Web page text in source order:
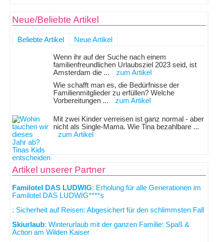
Neue/Beliebte Artikel
Beliebte Artikel Neue Artikel
Wenn ihr auf der Suche nach einem
familienfreundlichen Urlaubsziel 2023 seid, ist
Amsterdam die ...
zum Artikel
Wie schafft man es, die Bedürfnisse der
Familienmitglieder zu erfüllen? Welche
Vorbereitungen ...
zum Artikel
Mit zwei Kinder verreisen ist ganz normal - aber
nicht als Single-Mama. Wie Tina bezahlbare ...
zum Artikel
Artikel unserer Partner
Familotel DAS LUDWIG: Erholung für alle Generationen im
Familotel DAS LUDWIG****s
: Sicherheit auf Reisen: Abgesichert für den schlimmsten Fall
Skiurlaub: Winterurlaub mit der ganzen Familie: Spaß &
Action am Wilden Kaiser